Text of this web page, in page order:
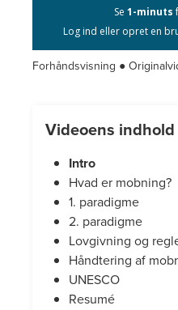
Forhåndsvisning ●
Videoens indhold
Intro
Hvad er mobning?
1. paradigme
2. paradigme
Lovgivning og
Håndtering af
UNESCO
Resumé